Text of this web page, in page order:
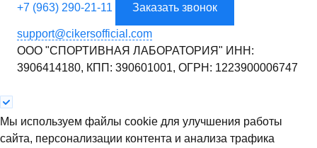
+7 (963) 290-21-11 Заказать звонок
support@cikersofficial.com
ООО "СПОРТИВНАЯ ЛАБОРАТОРИЯ" ИНН:
3906414180, КПП: 390601001, ОГРН: 1223900006747
Мы используем файлы cookie для улучшения работы
сайта, персонализации контента и анализа трафика